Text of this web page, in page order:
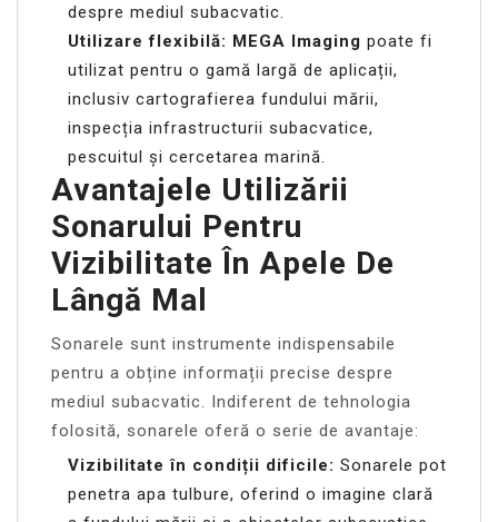
despre mediul subacvatic.
Utilizare flexibilă: MEGA Imaging poate fi
utilizat pentru o gamă largă de aplicații,
inclusiv cartografierea fundului mării,
inspecția infrastructurii subacvatice,
pescuitul și cercetarea marină.
Avantajele Utilizării
Sonarului Pentru
Vizibilitate În Apele De
Lângă Mal
Sonarele sunt instrumente indispensabile
pentru a obține informații precise despre
mediul subacvatic. Indiferent de tehnologia
folosită, sonarele oferă o serie de avantaje:
Vizibilitate în condiții dificile: Sonarele pot
penetra apa tulbure, oferind o imagine clară